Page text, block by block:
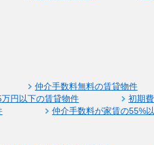
仲介手数料無料の賃貸物件
円以下の賃貸物件 初期
仲介手数料が家賃の55%